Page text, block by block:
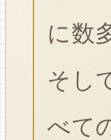
に数
そし
べて